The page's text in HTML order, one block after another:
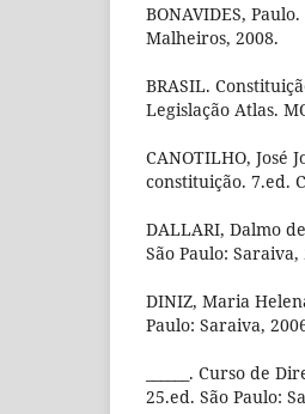
BONAVIDES,
Malheiros, 2008.
BRASIL.
Legislação Atlas.
CANOTILHO, José
constituição. 7.ed.
DALLARI, Dalmo
São Paulo: Saraiva,
DINIZ, Maria
Paulo: Saraiva,
______. Curso de
25.ed. São Paulo: